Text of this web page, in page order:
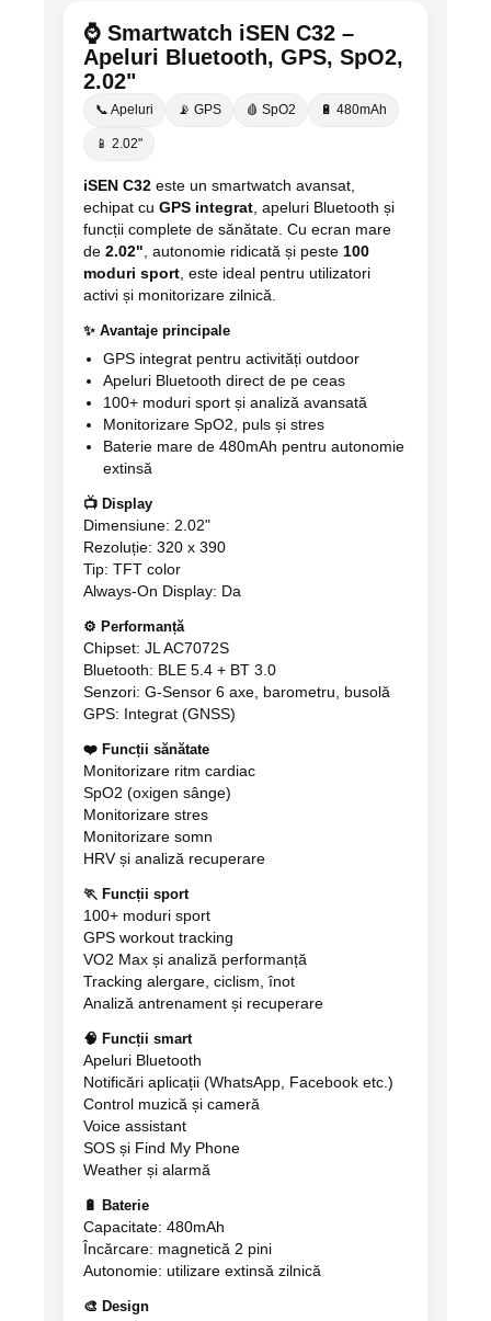
⌚ Smartwatch iSEN C32 –
Apeluri Bluetooth, GPS, SpO2,
2.02"
📞 Apeluri 📡 GPS 🩸 SpO2 🔋 480mAh
📱 2.02"
iSEN C32 este un smartwatch avansat,
echipat cu GPS integrat , apeluri Bluetooth și
funcții complete de sănătate. Cu ecran mare
de 2.02" , autonomie ridicată și peste 100
moduri sport , este ideal pentru utilizatori
activi și monitorizare zilnică.
✨ Avantaje principale
GPS integrat pentru activități outdoor
Apeluri Bluetooth direct de pe ceas
100+ moduri sport și analiză avansată
Monitorizare SpO2, puls și stres
Baterie mare de 480mAh pentru autonomie
extinsă
📺 Display
Dimensiune: 2.02"
Rezoluție: 320 x 390
Tip: TFT color
Always-On Display: Da
⚙️ Performanță
Chipset: JL AC7072S
Bluetooth: BLE 5.4 + BT 3.0
Senzori: G-Sensor 6 axe, barometru, busolă
GPS: Integrat (GNSS)
❤️ Funcții sănătate
Monitorizare ritm cardiac
SpO2 (oxigen sânge)
Monitorizare stres
Monitorizare somn
HRV și analiză recuperare
🏃 Funcții sport
100+ moduri sport
GPS workout tracking
VO2 Max și analiză performanță
Tracking alergare, ciclism, înot
Analiză antrenament și recuperare
🧠 Funcții smart
Apeluri Bluetooth
Notificări aplicații (WhatsApp, Facebook etc.)
Control muzică și cameră
Voice assistant
SOS și Find My Phone
Weather și alarmă
🔋 Baterie
Capacitate: 480mAh
Încărcare: magnetică 2 pini
Autonomie: utilizare extinsă zilnică
🎨 Design